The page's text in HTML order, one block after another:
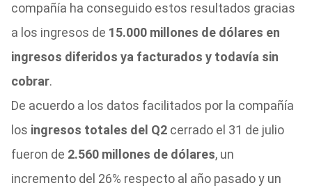
compañía ha conseguido estos resultados gracias
a los ingresos de 15.000 millones de dólares en
ingresos diferidos ya facturados y todavía sin
cobrar.
De acuerdo a los datos facilitados por la compañía
los ingresos totales del Q2 cerrado el 31 de julio
fueron de 2.560 millones de dólares, un
incremento del 26% respecto al año pasado y un